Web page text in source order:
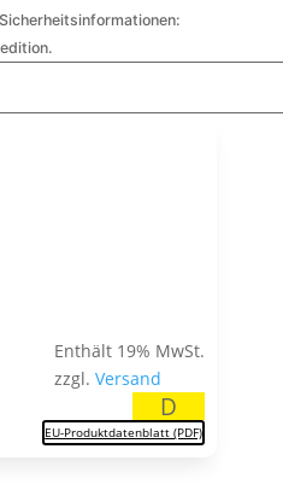
Enthält 19% MwSt.
zzgl.Versand
D
EU-Produktdatenblatt (PDF)